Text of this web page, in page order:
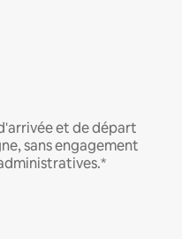
et de départ
sans engagement